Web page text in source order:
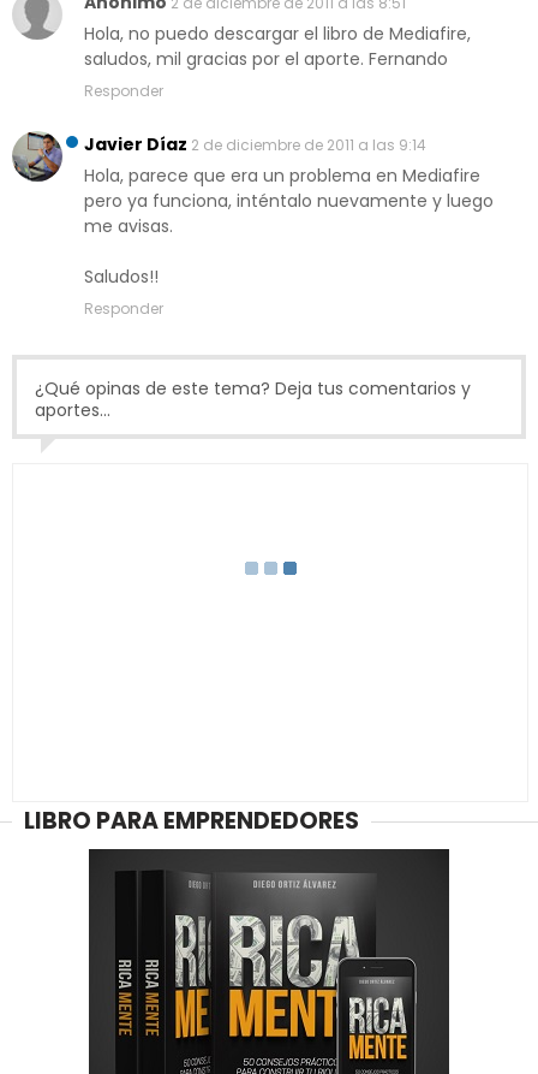
Hola, no puedo descargar el libro de Mediafire,
saludos, mil gracias por el aporte. Fernando
Responder
Javier Díaz 2 de diciembre de 2011 a las 9:14
Hola, parece que era un problema en Mediafire
pero ya funciona, inténtalo nuevamente y luego
me avisas.
Saludos!!
Responder
¿Qué opinas de este tema? Deja tus comentarios y
aportes...
LIBRO PARA EMPRENDEDORES